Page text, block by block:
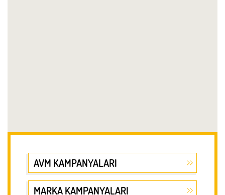
AVM KAMPANYALARI
MARKA KAMPANYALARI